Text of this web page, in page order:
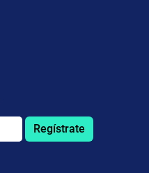
Regístrate